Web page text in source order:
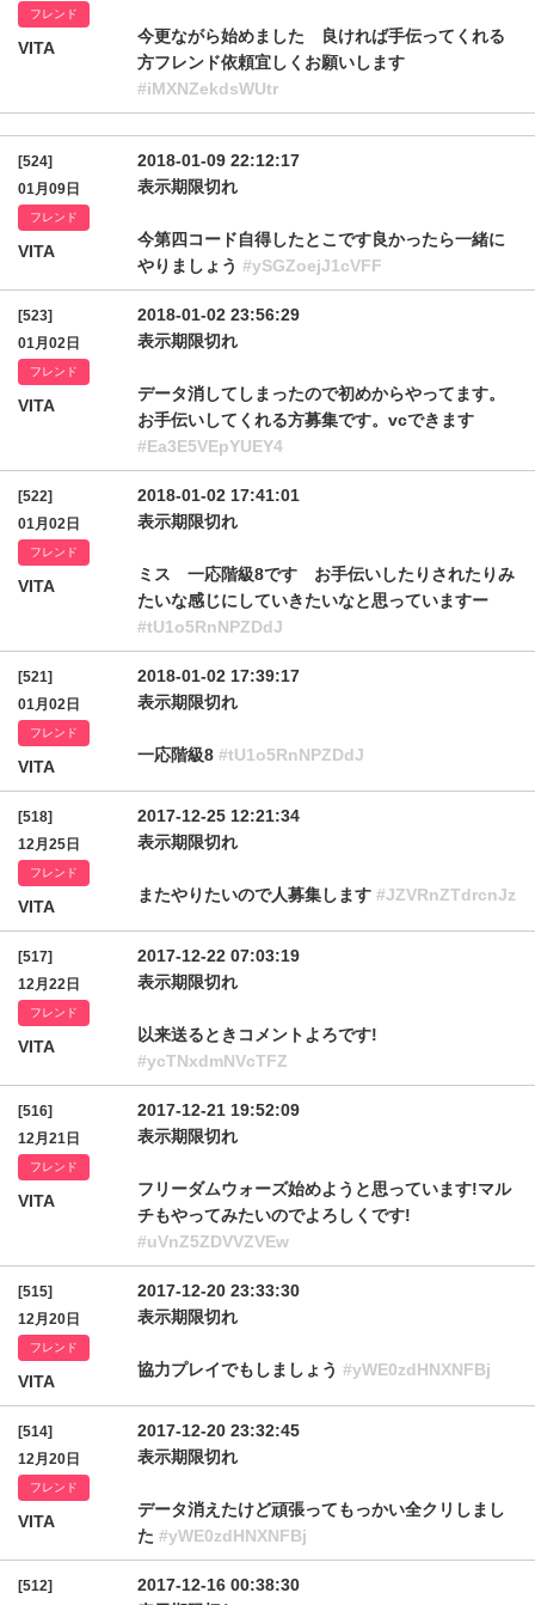
フレンド
VITA
今更ながら始めました 良ければ手伝ってくれる
方フレンド依頼宜しくお願いします
#iMXNZekdsWUtr
[524]
01月09日
フレンド
VITA
2018-01-09 22:12:17
表示期限切れ
今第四コード自得したとこです良かったら一緒に
やりましょう #ySGZoejJ1cVFF
[523]
01月02日
フレンド
VITA
2018-01-02 23:56:29
表示期限切れ
データ消してしまったので初めからやってます。
お手伝いしてくれる方募集です。vcできます
#Ea3E5VEpYUEY4
[522]
01月02日
フレンド
VITA
2018-01-02 17:41:01
表示期限切れ
ミス 一応階級8です お手伝いしたりされたりみ
たいな感じにしていきたいなと思っていますー
#tU1o5RnNPZDdJ
[521]
01月02日
フレンド
VITA
2018-01-02 17:39:17
表示期限切れ
一応階級8 #tU1o5RnNPZDdJ
[518]
12月25日
フレンド
VITA
2017-12-25 12:21:34
表示期限切れ
またやりたいので人募集します #JZVRnZTdrcnJz
[517]
12月22日
フレンド
VITA
2017-12-22 07:03:19
表示期限切れ
以来送るときコメントよろです!
#ycTNxdmNVcTFZ
[516]
12月21日
フレンド
VITA
2017-12-21 19:52:09
表示期限切れ
フリーダムウォーズ始めようと思っています!マル
チもやってみたいのでよろしくです!
#uVnZ5ZDVVZVEw
[515]
12月20日
フレンド
VITA
2017-12-20 23:33:30
表示期限切れ
協力プレイでもしましょう #yWE0zdHNXNFBj
[514]
12月20日
フレンド
VITA
2017-12-20 23:32:45
表示期限切れ
データ消えたけど頑張ってもっかい全クリしまし
た #yWE0zdHNXNFBj
[512]
2017-12-16 00:38:30